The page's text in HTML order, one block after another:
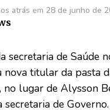
atrás em 28 de junho de
secretaria de Saúde
nova titular da pasta
no lugar de Alysson
secretaria de